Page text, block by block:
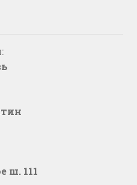
ш. 111